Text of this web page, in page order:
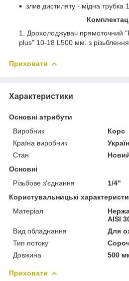
злив дистиляту - мідна трубка
Доохолоджувач прямоточний
plus" 10-18 L500 мм. з
Приховати
Характеристики
Основні атрибути
Виробник
Корс
Країна виробник
Стан
Основні
Різьбове з'єднання
1/4"
Користувальницькі
Матеріал
AISI
Вид обладнання
Для
Тип потоку
Довжина
500
Приховати